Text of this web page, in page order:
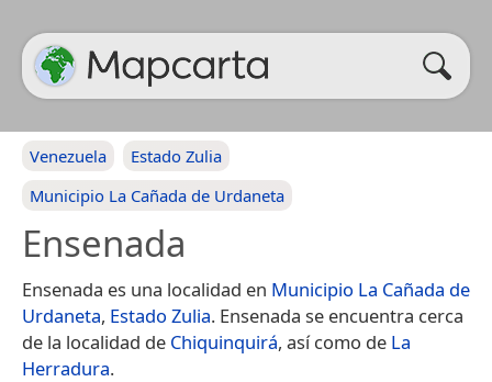
Venezuela
Estado Zulia
Municipio La Cañada de Urdaneta
Ensenada
Ensenada es una localidad en Municipio La Cañada de
Urdaneta, Estado Zulia. Ensenada se encuentra cerca
de la localidad de Chiquinquirá, así como de La
Herradura.